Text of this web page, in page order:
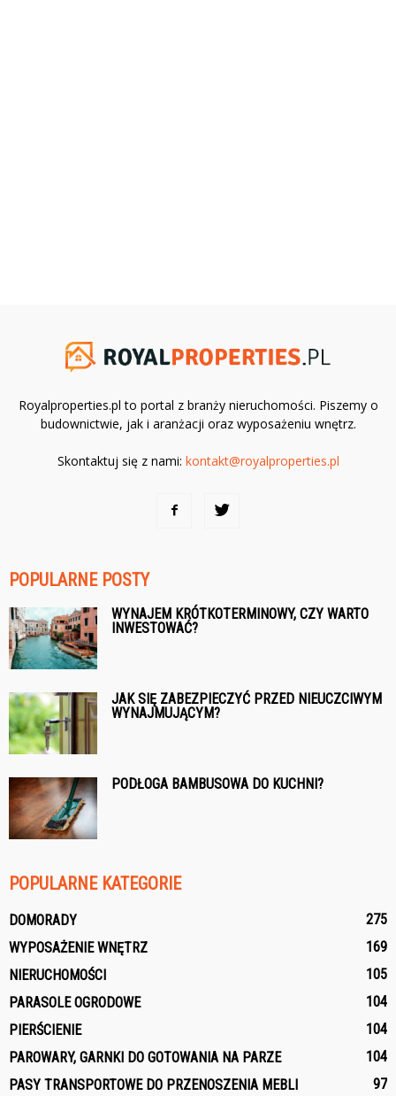
Royalproperties.pl to portal z branży nieruchomości. Piszemy o
budownictwie, jak i aranżacji oraz wyposażeniu wnętrz.
Skontaktuj się z nami: kontakt@royalproperties.pl
POPULARNE POSTY
WYNAJEM KRÓTKOTERMINOWY, CZY WARTO
INWESTOWAĆ?
JAK SIĘ ZABEZPIECZYĆ PRZED NIEUCZCIWYM
WYNAJMUJĄCYM?
PODŁOGA BAMBUSOWA DO KUCHNI?
POPULARNE KATEGORIE
DOMORADY
275
WYPOSAŻENIE WNĘTRZ
169
NIERUCHOMOŚCI
105
PARASOLE OGRODOWE
104
PIERŚCIENIE
104
PAROWARY, GARNKI DO GOTOWANIA NA PARZE
104
PASY TRANSPORTOWE DO PRZENOSZENIA MEBLI
97